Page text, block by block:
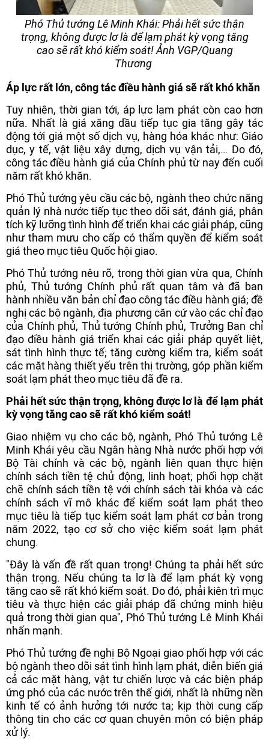
Phó Thủ tướng Lê Minh Khái: Phải hết sức thận
trọng, không được lơ là để lạm phát kỳ vọng tăng
cao sẽ rất khó kiểm soát! Ảnh VGP/Quang
Thương
Áp lực rất lớn, công tác điều hành giá sẽ rất khó khăn
Tuy nhiên, thời gian tới, áp lực lạm phát còn cao hơn
nữa. Nhất là giá xăng dầu tiếp tục gia tăng gây tác
động tới giá một số dịch vụ, hàng hóa khác như: Giáo
dục, y tế, vật liệu xây dựng, dịch vụ vận tải,… Do đó,
công tác điều hành giá của Chính phủ từ nay đến cuối
năm rất khó khăn.
Phó Thủ tướng yêu cầu các bộ, ngành theo chức năng
quản lý nhà nước tiếp tục theo dõi sát, đánh giá, phân
tích kỹ lưỡng tình hình để triển khai các giải pháp, cũng
như tham mưu cho cấp có thẩm quyền để kiểm soát
giá theo mục tiêu Quốc hội giao.
Phó Thủ tướng nêu rõ, trong thời gian vừa qua, Chính
phủ, Thủ tướng Chính phủ rất quan tâm và đã ban
hành nhiều văn bản chỉ đạo công tác điều hành giá; đề
nghị các bộ ngành, địa phương căn cứ vào các chỉ đạo
của Chính phủ, Thủ tướng Chính phủ, Trưởng Ban chỉ
đạo điều hành giá triển khai các giải pháp quyết liệt,
sát tình hình thực tế; tăng cường kiểm tra, kiểm soát
các mặt hàng thiết yếu trên thị trường, góp phần kiểm
soát lạm phát theo mục tiêu đã đề ra.
Phải hết sức thận trọng, không được lơ là để lạm phát
kỳ vọng tăng cao sẽ rất khó kiểm soát!
Giao nhiệm vụ cho các bộ, ngành, Phó Thủ tướng Lê
Minh Khái yêu cầu Ngân hàng Nhà nước phối hợp với
Bộ Tài chính và các bộ, ngành liên quan thực hiện
chính sách tiền tệ chủ động, linh hoạt; phối hợp chặt
chẽ chính sách tiền tệ với chính sách tài khóa và các
chính sách vĩ mô khác để kiểm soát lạm phát theo
mục tiêu là tiếp tục kiểm soát lạm phát cơ bản trong
năm 2022, tạo cơ sở cho việc kiểm soát lạm phát
chung.
"Đây là vấn đề rất quan trọng! Chúng ta phải hết sức
thận trọng. Nếu chúng ta lơ là để lạm phát kỳ vọng
tăng cao sẽ rất khó kiểm soát. Do đó, phải kiên trì mục
tiêu và thực hiện các giải pháp đã chứng minh hiệu
quả trong thời gian qua", Phó Thủ tướng Lê Minh Khái
nhấn mạnh.
Phó Thủ tướng đề nghị Bộ Ngoại giao phối hợp với các
bộ ngành theo dõi sát tình hình lạm phát, diễn biến giá
cả các mặt hàng, vật tư chiến lược và các biện pháp
ứng phó của các nước trên thế giới, nhất là những nền
kinh tế có ảnh hưởng tới nước ta; kịp thời cung cấp
thông tin cho các cơ quan chuyên môn có biện pháp
xử lý.